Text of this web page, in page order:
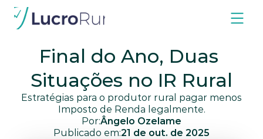
Final do Ano, Duas
Situações no IR Rural
Estratégias para o produtor rural pagar menos
Imposto de Renda legalmente.
Por:Ângelo Ozelame
Publicado em:21 de out. de 2025